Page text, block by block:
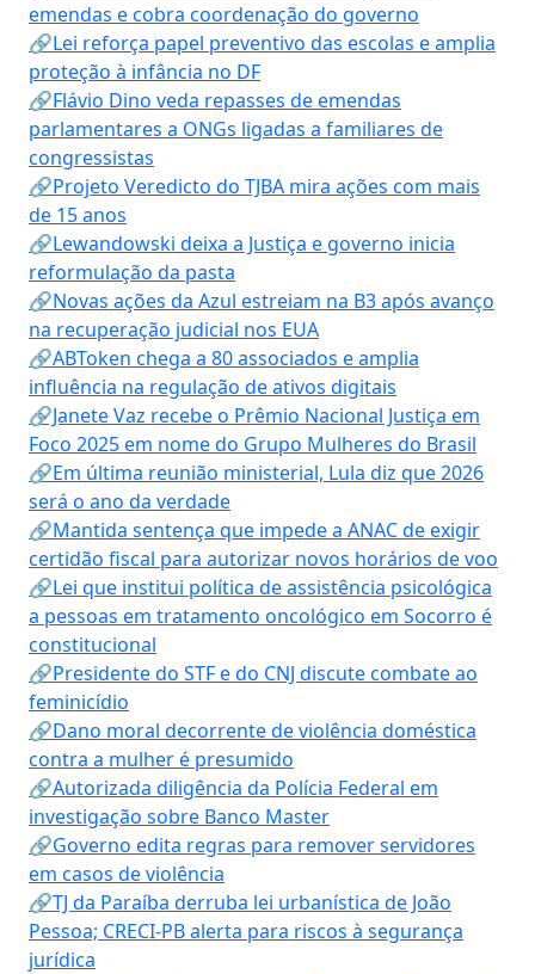
emendas e cobra coordenação do governo
🔗Lei reforça papel preventivo das escolas e amplia
proteção à infância no DF
🔗Flávio Dino veda repasses de emendas
parlamentares a ONGs ligadas a familiares de
congressistas
🔗Projeto Veredicto do TJBA mira ações com mais
de 15 anos
🔗Lewandowski deixa a Justiça e governo inicia
reformulação da pasta
🔗Novas ações da Azul estreiam na B3 após avanço
na recuperação judicial nos EUA
🔗ABToken chega a 80 associados e amplia
influência na regulação de ativos digitais
🔗Janete Vaz recebe o Prêmio Nacional Justiça em
Foco 2025 em nome do Grupo Mulheres do Brasil
🔗Em última reunião ministerial, Lula diz que 2026
será o ano da verdade
🔗Mantida sentença que impede a ANAC de exigir
certidão fiscal para autorizar novos horários de voo
🔗Lei que institui política de assistência psicológica
a pessoas em tratamento oncológico em Socorro é
constitucional
🔗Presidente do STF e do CNJ discute combate ao
feminicídio
🔗Dano moral decorrente de violência doméstica
contra a mulher é presumido
🔗Autorizada diligência da Polícia Federal em
investigação sobre Banco Master
🔗Governo edita regras para remover servidores
em casos de violência
🔗TJ da Paraíba derruba lei urbanística de João
Pessoa; CRECI-PB alerta para riscos à segurança
jurídica